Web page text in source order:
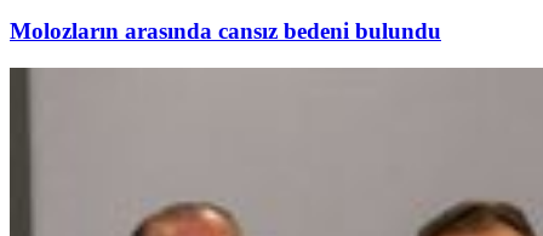
Molozların arasında cansız bedeni bulundu